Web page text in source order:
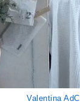
Valentina AdC